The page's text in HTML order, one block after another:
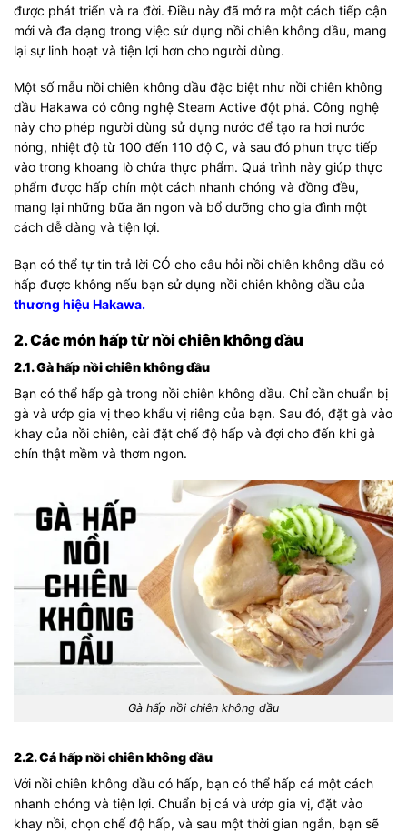
được phát triển và ra đời. Điều này đã mở ra một cách tiếp cận
mới và đa dạng trong việc sử dụng nồi chiên không dầu, mang
lại sự linh hoạt và tiện lợi hơn cho người dùng.
Một số mẫu nồi chiên không dầu đặc biệt như nồi chiên không
dầu Hakawa có công nghệ Steam Active đột phá. Công nghệ
này cho phép người dùng sử dụng nước để tạo ra hơi nước
nóng, nhiệt độ từ 100 đến 110 độ C, và sau đó phun trực tiếp
vào trong khoang lò chứa thực phẩm. Quá trình này giúp thực
phẩm được hấp chín một cách nhanh chóng và đồng đều,
mang lại những bữa ăn ngon và bổ dưỡng cho gia đình một
cách dễ dàng và tiện lợi.
Bạn có thể tự tin trả lời CÓ cho câu hỏi nồi chiên không dầu có
hấp được không nếu bạn sử dụng nồi chiên không dầu của
thương hiệu Hakawa.
2. Các món hấp từ nồi chiên không dầu
2.1. Gà hấp nồi chiên không dầu
Bạn có thể hấp gà trong nồi chiên không dầu. Chỉ cần chuẩn bị
gà và ướp gia vị theo khẩu vị riêng của bạn. Sau đó, đặt gà vào
khay của nồi chiên, cài đặt chế độ hấp và đợi cho đến khi gà
chín thật mềm và thơm ngon.
Gà hấp nồi chiên không dầu
2.2. Cá hấp nồi chiên không dầu
Với nồi chiên không dầu có hấp, bạn có thể hấp cá một cách
nhanh chóng và tiện lợi. Chuẩn bị cá và ướp gia vị, đặt vào
khay nồi, chọn chế độ hấp, và sau một thời gian ngắn, bạn sẽ